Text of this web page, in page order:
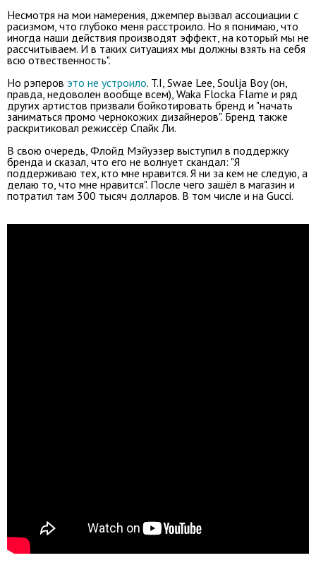
Несмотря на мои намерения, джемпер вызвал ассоциации с
расизмом, что глубоко меня расстроило. Но я понимаю, что
иногда наши действия производят эффект, на который мы не
рассчитываем. И в таких ситуациях мы должны взять на себя
всю отвественность".
Но рэперов это не устроило. T.I, Swae Lee, Soulja Boy (он,
правда, недоволен вообще всем), Waka Flocka Flame и ряд
других артистов призвали бойкотировать бренд и "начать
заниматься промо чернокожих дизайнеров". Бренд также
раскритиковал режиссёр Спайк Ли.
В свою очередь, Флойд Мэйуэзер выступил в поддержку
бренда и сказал, что его не волнует скандал: "Я
поддерживаю тех, кто мне нравится. Я ни за кем не следую, а
делаю то, что мне нравится". После чего зашёл в магазин и
потратил там 300 тысяч долларов. В том числе и на Gucci.